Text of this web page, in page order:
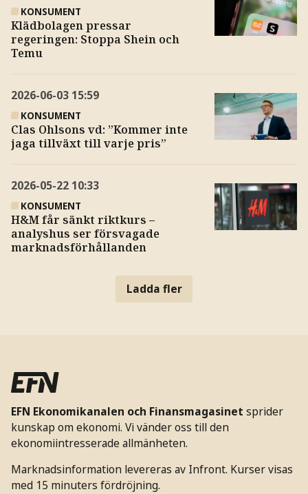
KONSUMENT
Klädbolagen pressar
regeringen: Stoppa Shein och
Temu
2026-06-03 15:59
KONSUMENT
Clas Ohlsons vd: ”Kommer inte
jaga tillväxt till varje pris”
2026-05-22 10:33
KONSUMENT
H&M får sänkt riktkurs –
analyshus ser försvagade
marknadsförhållanden
Ladda fler
EFN Ekonomikanalen och Finansmagasinet sprider
kunskap om ekonomi. Vi vänder oss till den
ekonomiintresserade allmänheten.
Marknadsinformation levereras av Infront. Kurser visas
med 15 minuters fördröjning.